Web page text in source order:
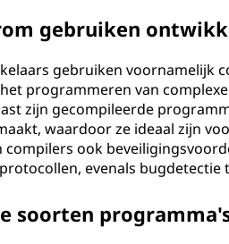
gebruiken
gebruiken voornamelijk
programmeren van
zijn gecompileerde
waardoor ze ideaal zijn
compilers ook
evenals bugdetectie
soorten